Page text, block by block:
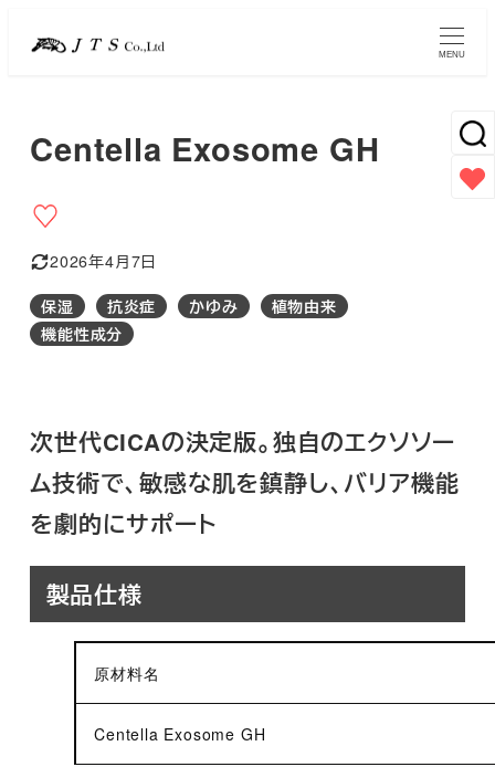
MENU
Centella Exosome GH
更新日
2026年4月7日
カテゴリー
保湿 抗炎症 かゆみ
植物由来
機能性成分
次世代CICAの決定版。独自のエクソソー
ム技術で、敏感な肌を鎮静し、バリア機能
を劇的にサポート
製品仕様
原材料名
Centella Exosome GH